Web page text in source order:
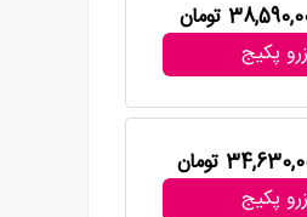
تومان
پکیج
تومان
پکیج